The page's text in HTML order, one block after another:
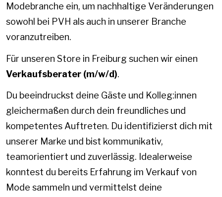
Modebranche ein, um nachhaltige Veränderungen
sowohl bei PVH als auch in unserer Branche
voranzutreiben.
Für unseren Store in Freiburg suchen wir einen
Verkaufsberater (m/w/d).
Du beeindruckst deine Gäste und Kolleg:innen
gleichermaßen durch dein freundliches und
kompetentes Auftreten. Du identifizierst dich mit
unserer Marke und bist kommunikativ,
teamorientiert und zuverlässig. Idealerweise
konntest du bereits Erfahrung im Verkauf von
Mode sammeln und vermittelst deine